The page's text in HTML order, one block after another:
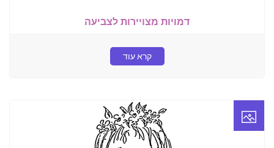
דמויות מצויירות לצביעה
קרא עוד